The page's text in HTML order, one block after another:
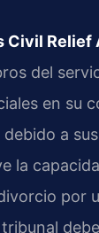
Civil Relief
del
en su
a
la
por